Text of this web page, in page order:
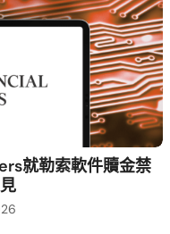
就勒索軟件贖金禁